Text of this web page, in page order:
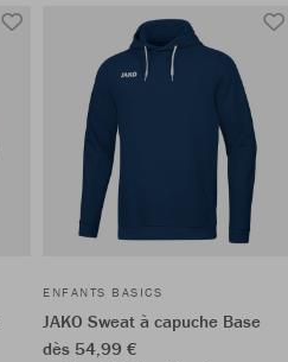
ENFANTS BASICS
JAKO Sweat à capuche Base
dès 54,99 €